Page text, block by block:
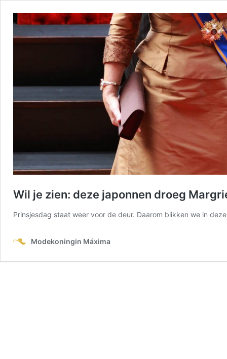
Wil je zien: deze japonnen droeg
Prinsjesdag staat weer voor de deur. Daarom blikken we in
Modekoningin Máxima